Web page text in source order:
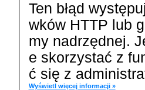
Ten błąd
wków HTTP lub
my nadrzędnej.
e skorzystać z
ć się z
Wyświetl więcej informacji »